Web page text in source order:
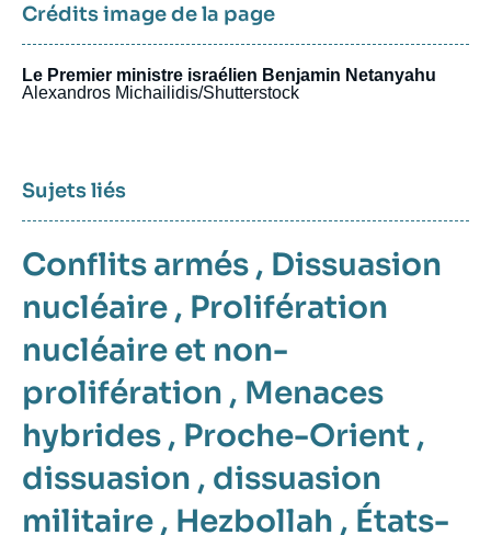
Crédits image de la page
Le Premier ministre israélien Benjamin Netanyahu
Alexandros Michailidis/Shutterstock
Sujets liés
Conflits armés , Dissuasion
nucléaire , Prolifération
nucléaire et non-
prolifération , Menaces
hybrides , Proche-Orient ,
dissuasion , dissuasion
militaire , Hezbollah , États-